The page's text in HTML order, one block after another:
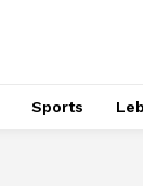
Sports